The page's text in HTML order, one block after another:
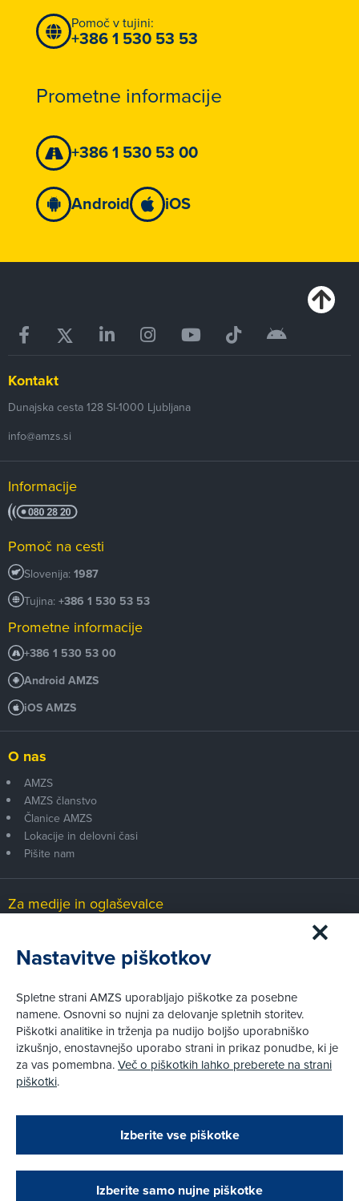
Zapri
Podarjamo vam 10 €!
Obstoječi in novi AMZS člani, ki boste v AMZS
opravili registracijo vozila, boste prejeli
vrednostno darilno kartico z dobroimetjem v višini
Pomoč v tujini:
+386 1 530 53 53
Prometne informacije
+386 1 530 53 00
Android iOS
Kontakt
Dunajska cesta 128 SI-1000 Ljubljana
info@amzs.si
Informacije
Pomoč na cesti
Slovenija: 1987
Tujina: +386 1 530 53 53
Prometne informacije
+386 1 530 53 00
Android AMZS
iOS AMZS
O nas
AMZS
AMZS članstvo
Članice AMZS
Lokacije in delovni časi
Pišite nam
Za medije in oglaševalce
Piškotki
Politika zasebnosti
Informacije o obdelavi osebnih podatkov - videonadzor
Pravno obvestilo
Izvensodno reševanje potrošniških sporov
Cenik članstva AMZS
Pri spletni včlanitvi so podprta naslednja plačilna sredstva:
Nastavitve piškotkov
Spletne strani AMZS uporabljajo piškotke za posebne
namene. Osnovni so nujni za delovanje spletnih storitev.
Piškotki analitike in trženja pa nudijo boljšo uporabniško
izkušnjo, enostavnejšo uporabo strani in prikaz ponudbe, ki je
za vas pomembna.Več o piškotkih lahko preberete na strani
piškotki.
Izberite vse piškotke
Izberite samo nujne piškotke